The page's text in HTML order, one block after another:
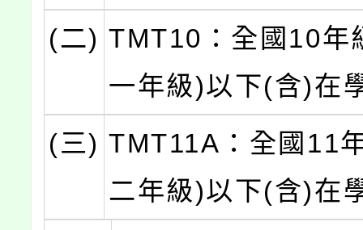
(二) TMT10：全國10年
一年級)以下(含)在
(三) TMT11A：全國11
二年級)以下(含)在